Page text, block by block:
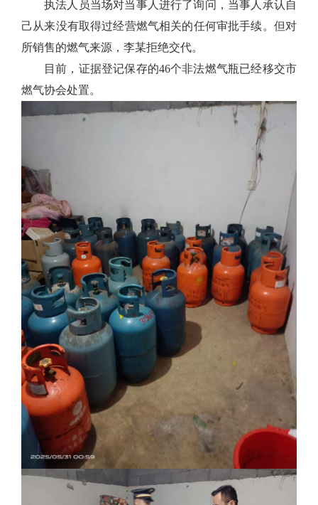
执法人员当场对当事人进行了询问，当事人承认自
己从来没有取得过经营燃气相关的任何审批手续。但对
所销售的燃气来源，李某拒绝交代。
目前，证据登记保存的46个非法燃气瓶已经移交市
燃气协会处置。